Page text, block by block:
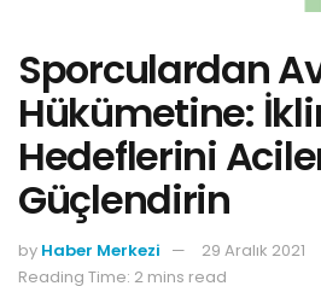
Sporculardan
Hükümetine:
Hedeflerini
Güçlendirin
by Haber Merkezi
29 Aralık 2021
Reading Time: 2 mins read